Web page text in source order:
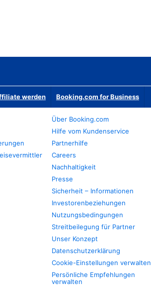
werden Booking.com for Business
Über Booking.com
Hilfe vom Kundenservice
Partnerhilfe
Careers
Nachhaltigkeit
Presse
Sicherheit – Informationen
Investorenbeziehungen
Nutzungsbedingungen
Streitbeilegung für Partner
Unser Konzept
Datenschutzerklärung
Cookie-Einstellungen verwalten
Persönliche Empfehlungen
verwalten